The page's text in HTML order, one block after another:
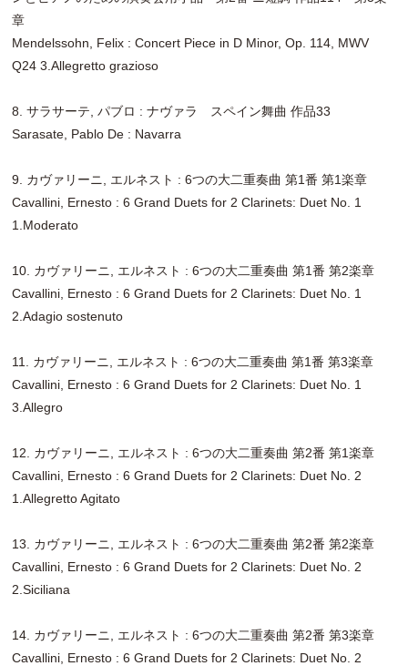
章
Mendelssohn, Felix : Concert Piece in D Minor, Op. 114, MWV
Q24 3.Allegretto grazioso
8. サラサーテ, パブロ : ナヴァラ スペイン舞曲 作品33
Sarasate, Pablo De : Navarra
9. カヴァリーニ, エルネスト : 6つの大二重奏曲 第1番 第1楽章
Cavallini, Ernesto : 6 Grand Duets for 2 Clarinets: Duet No. 1
1.Moderato
10. カヴァリーニ, エルネスト : 6つの大二重奏曲 第1番 第2楽章
Cavallini, Ernesto : 6 Grand Duets for 2 Clarinets: Duet No. 1
2.Adagio sostenuto
11. カヴァリーニ, エルネスト : 6つの大二重奏曲 第1番 第3楽章
Cavallini, Ernesto : 6 Grand Duets for 2 Clarinets: Duet No. 1
3.Allegro
12. カヴァリーニ, エルネスト : 6つの大二重奏曲 第2番 第1楽章
Cavallini, Ernesto : 6 Grand Duets for 2 Clarinets: Duet No. 2
1.Allegretto Agitato
13. カヴァリーニ, エルネスト : 6つの大二重奏曲 第2番 第2楽章
Cavallini, Ernesto : 6 Grand Duets for 2 Clarinets: Duet No. 2
2.Siciliana
14. カヴァリーニ, エルネスト : 6つの大二重奏曲 第2番 第3楽章
Cavallini, Ernesto : 6 Grand Duets for 2 Clarinets: Duet No. 2